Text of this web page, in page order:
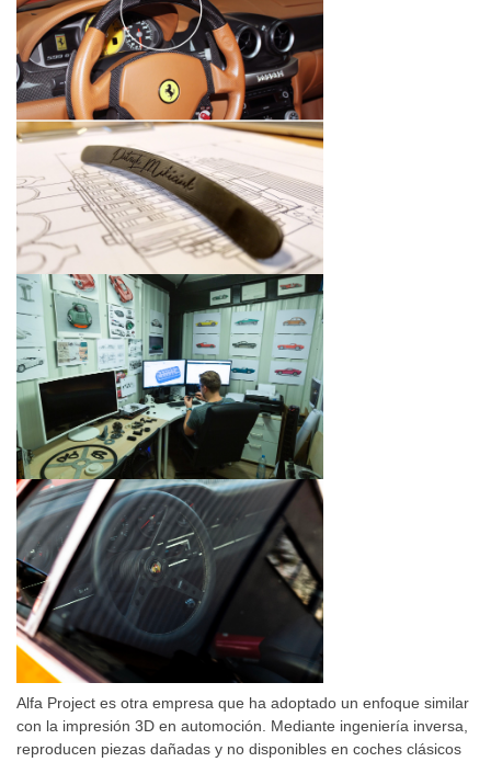
Alfa Project es otra empresa que ha adoptado un enfoque similar
con la impresión 3D en automoción. Mediante ingeniería inversa,
reproducen piezas dañadas y no disponibles en coches clásicos